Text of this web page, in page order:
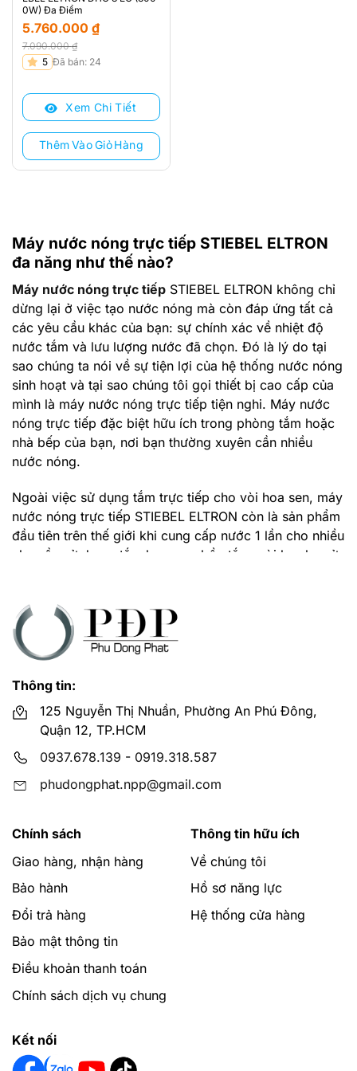
Máy nước nóng trực tiếp STIEBEL ELTRON
đa năng như thế nào?
Máy nước nóng trực tiếp STIEBEL ELTRON không chỉ
dừng lại ở việc tạo nước nóng mà còn đáp ứng tất cả
các yêu cầu khác của bạn: sự chính xác về nhiệt độ
nước tắm và lưu lượng nước đã chọn. Đó là lý do tại
sao chúng ta nói về sự tiện lợi của hệ thống nước nóng
sinh hoạt và tại sao chúng tôi gọi thiết bị cao cấp của
mình là máy nước nóng trực tiếp tiện nghi. Máy nước
nóng trực tiếp đặc biệt hữu ích trong phòng tắm hoặc
nhà bếp của bạn, nơi bạn thường xuyên cần nhiều
nước nóng.
Ngoài việc sử dụng tắm trực tiếp cho vòi hoa sen, máy
nước nóng trực tiếp STIEBEL ELTRON còn là sản phẩm
đầu tiên trên thế giới khi cung cấp nước 1 lần cho nhiều
nhu cầu sử dụng: tắm hoa sen, bồn tắm, vòi lavabo rửa
Các vị trí có thể lắp đặt máy nước nóng
STIEBEL ELTRON.
Không gian của bạn có hạn? Máy nước nóng trực tiếp
nhà vệ sinh dành cho khách của bạn hoặc dưới bồn
rửa nhà bếp. Dù là với vấn đề về khối lượng, mức tiêu
thụ hay yêu cầu nào, bạn đều có thể tìm thấy đáp án
phù hợp.
Mua máy nước nóng trực tiếp STIEBEL
Phú Đông Phát tự hào là nhà cung cấp máy nước nóng
trực tiếp STIEBEL ELTRON hàng đầu tại Việt Nam, giá
tốt, dịch vụ hậu mãi cao.
phudongphat.vn
luôn sẵn sàng phục vụ quý khách
24/7.
CÔNG TY TNHH TM-DV PHÚ ĐÔNG PHÁT
Địa chỉ: 125 Nguyễn Thị Nhuần, Phường An Phú Đông,
Email: phudongphat.npp@gmail.com
0W) Đa Điểm
7.090.000₫
Giá
là:
7.090.000 ₫.
5.760.000 ₫
Giá
tại
5.760.000 ₫.
5 Đã bán: 24
Xem Chi Tiết
Thêm Vào Giỏ Hàng
Thông tin:
125 Nguyễn Thị Nhuần, Phường An Phú Đông,
Quận 12, TP.HCM
0937.678.139 - 0919.318.587
phudongphat.npp@gmail.com
Chính sách
Giao hàng, nhận hàng
Bảo hành
Đổi trả hàng
Bảo mật thông tin
Điều khoản thanh toán
Chính sách dịch vụ chung
Thông tin hữu ích
Về chúng tôi
Hồ sơ năng lực
Hệ thống cửa hàng
Kết nối